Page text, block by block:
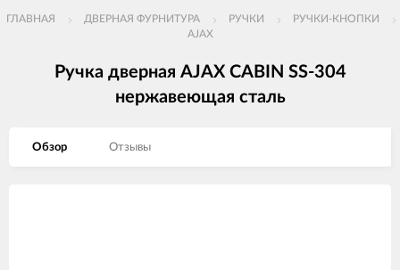
ГЛАВНАЯ ДВЕРНАЯ ФУРНИТУРА РУЧКИ
РУЧКИ-КНОПКИ
AJAX
Ручка дверная AJAX CABIN SS-304
нержавеющая сталь
Обзор Отзывы